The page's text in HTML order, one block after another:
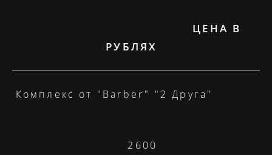
ЦЕНА В
РУБЛЯХ
Комплекс от "Barber" "2 Друга"
2600